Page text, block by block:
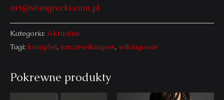
art@stangrecki.com.pl
Kategoria: Aktualne
Tagi: komplet, tarczewikingow, wikingowie
Pokrewne produkty